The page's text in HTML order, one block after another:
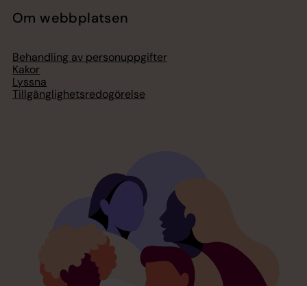
Om webbplatsen
Behandling av personuppgifter
Kakor
Lyssna
Tillgänglighetsredogörelse